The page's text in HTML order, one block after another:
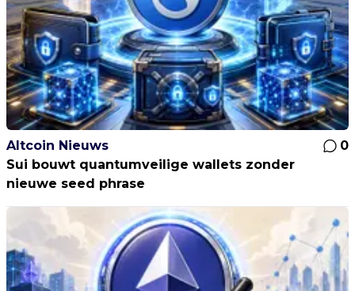
Altcoin Nieuws
0
Sui bouwt quantumveilige wallets zonder
nieuwe seed phrase